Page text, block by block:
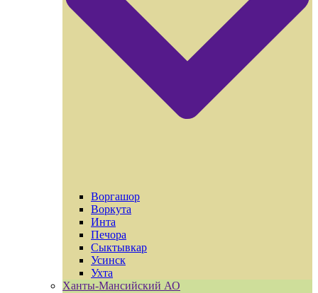
Воргашор
Воркута
Инта
Печора
Сыктывкар
Усинск
Ухта
Ханты-Мансийский АО